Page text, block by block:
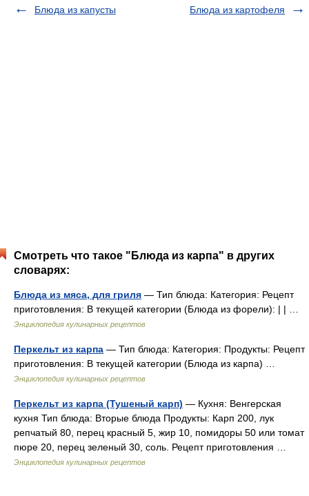
Блюда из капусты
Блюда из картофеля
Смотреть что такое "Блюда из карпа" в других
словарях:
Блюда из мяса, для гриля — Тип блюда: Категория: Рецепт
приготовления: В текущей категории (Блюда из форели): | | …
Энциклопедия кулинарных рецептов
Перкельт из карпа — Тип блюда: Категория: Продукты: Рецепт
приготовления: В текущей категории (Блюда из карпа) …
Энциклопедия кулинарных рецептов
Перкельт из карпа (Тушеный карп) — Кухня: Венгерская
кухня Тип блюда: Вторые блюда Продукты: Карп 200, лук
репчатый 80, перец красный 5, жир 10, помидоры 50 или томат
пюре 20, перец зеленый 30, соль. Рецепт приготовления …
Энциклопедия кулинарных рецептов